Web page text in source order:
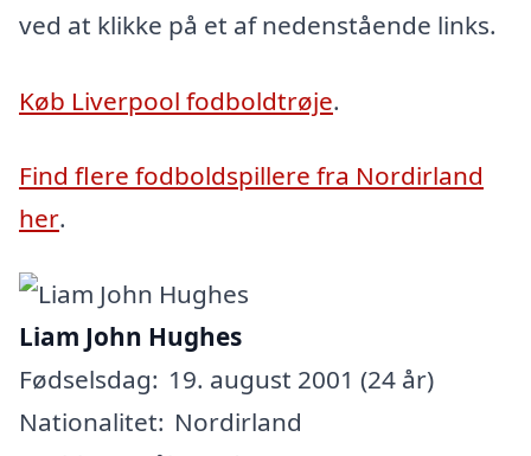
ved at klikke på et af nedenstående links.
Køb Liverpool fodboldtrøje.
Find flere fodboldspillere fra Nordirland
her.
Liam John Hughes
Fødselsdag: 19. august 2001 (24 år)
Nationalitet: Nordirland